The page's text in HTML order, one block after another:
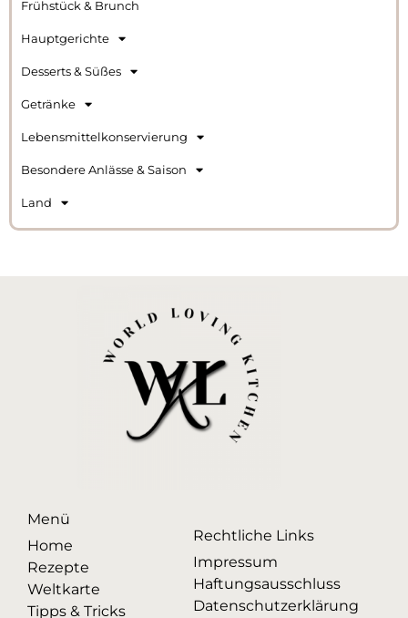
Frühstück & Brunch
Hauptgerichte
Desserts & Süßes
Getränke
Lebensmittelkonservierung
Besondere Anlässe & Saison
Land
Menü
Home
Rezepte
Weltkarte
Tipps & Tricks
Rechtliche Links
Impressum
Haftungsausschluss
Datenschutzerklärung